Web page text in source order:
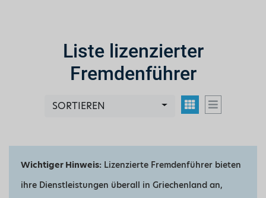
Liste lizenzierter
Fremdenführer
SORTIEREN
Wichtiger Hinweis: Lizenzierte Fremdenführer bieten
ihre Dienstleistungen überall in Griechenland an,